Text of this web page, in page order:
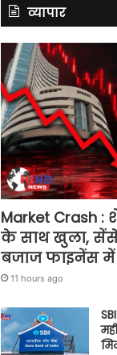
व्यापार
Market Crash :
के साथ खुला,
बजाज फाइनेंस में
11 hours ago